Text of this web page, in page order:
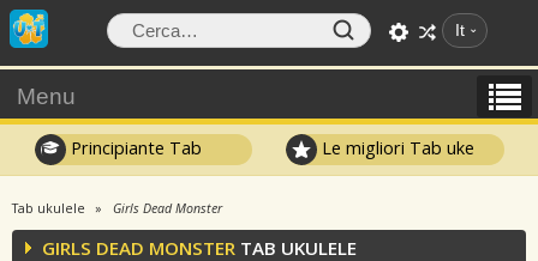
It
Menu
Principiante Tab Le migliori Tab uke
Tab ukulele Girls Dead Monster
GIRLS DEAD MONSTER TAB UKULELE